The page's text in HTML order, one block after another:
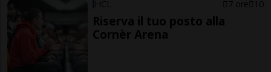
HCL 7 ore 10
Riserva il tuo posto alla
Cornèr Arena